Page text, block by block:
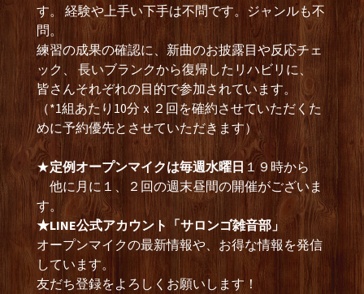
す。 経験や上手い下手は不問です。ジャンルも不
問。
練習の成果の確認に、新曲のお披露目や反応チェ
ック、 長いブランクから復帰したリハビリに、
皆さんそれぞれの目的で参加されています。
（*1組あたり10分ｘ２回を確約させていただくた
めに予約優先とさせていただきます）
★定例オープンマイクは毎週水曜日 １９時から
他に月に１、２回の週末昼間の開催がございま
す。
★LINE公式アカウント「サロンゴ雑音部」
オープンマイクの最新情報や、お得な情報を発信
しています。
友だち登録をよろしくお願いします！